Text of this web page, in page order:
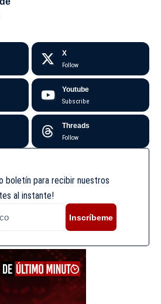
X
Follow
Youtube
Subscribe
Threads
Follow
boletín para recibir nuestros
al instante!
Inscríbeme